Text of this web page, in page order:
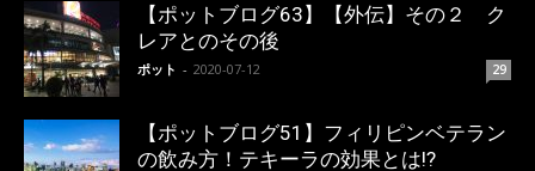
【ポットブログ63】【外伝】その２ ク
レアとのその後
ポット - 2020-07-12 29
【ポットブログ51】フィリピンベテラン
の飲み方！テキーラの効果とは!?